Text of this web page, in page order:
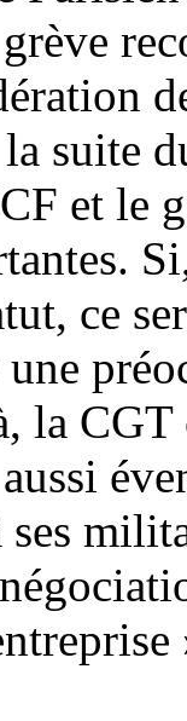
suite
et le
ce
la